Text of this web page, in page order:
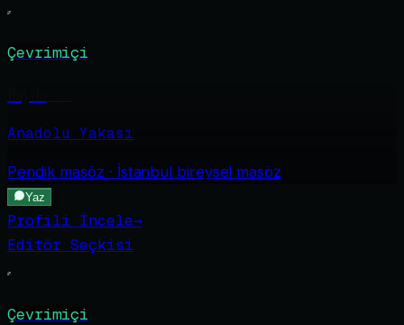
Çevrimiçi
Anadolu Yakası
Pendik masöz · İstanbul bireysel masöz
Yaz
Profili İncele→
Editör Seçkisi
Çevrimiçi